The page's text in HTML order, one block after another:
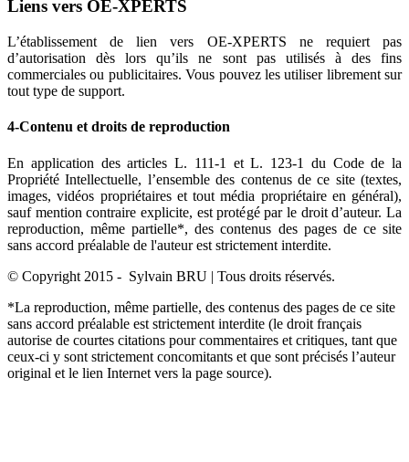
Liens vers OE-XPERTS
L’établissement de lien vers OE-XPERTS ne requiert pas
d’autorisation dès lors qu’ils ne sont pas utilisés à des fins
commerciales ou publicitaires. Vous pouvez les utiliser librement sur
tout type de support.
4-Contenu et droits de reproduction
En application des articles L. 111-1 et L. 123-1 du Code de la
Propriété Intellectuelle, l’ensemble des contenus de ce site (textes,
images, vidéos propriétaires et tout média propriétaire en général),
sauf mention contraire explicite, est protégé par le droit d’auteur. La
reproduction, même partielle*, des contenus des pages de ce site
sans accord préalable de l'auteur est strictement interdite.
© Copyright 2015 - Sylvain BRU | Tous droits réservés.
*La reproduction, même partielle, des contenus des pages de ce site
sans accord préalable est strictement interdite (le droit français
autorise de courtes citations pour commentaires et critiques, tant que
ceux-ci y sont strictement concomitants et que sont précisés l’auteur
original et le lien Internet vers la page source).